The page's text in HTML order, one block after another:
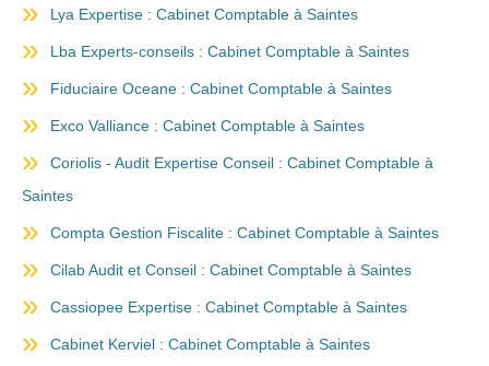
Lya Expertise : Cabinet Comptable à Saintes
Lba Experts-conseils : Cabinet Comptable à Saintes
Fiduciaire Oceane : Cabinet Comptable à Saintes
Exco Valliance : Cabinet Comptable à Saintes
Coriolis - Audit Expertise Conseil : Cabinet Comptable à
Saintes
Compta Gestion Fiscalite : Cabinet Comptable à Saintes
Cilab Audit et Conseil : Cabinet Comptable à Saintes
Cassiopee Expertise : Cabinet Comptable à Saintes
Cabinet Kerviel : Cabinet Comptable à Saintes